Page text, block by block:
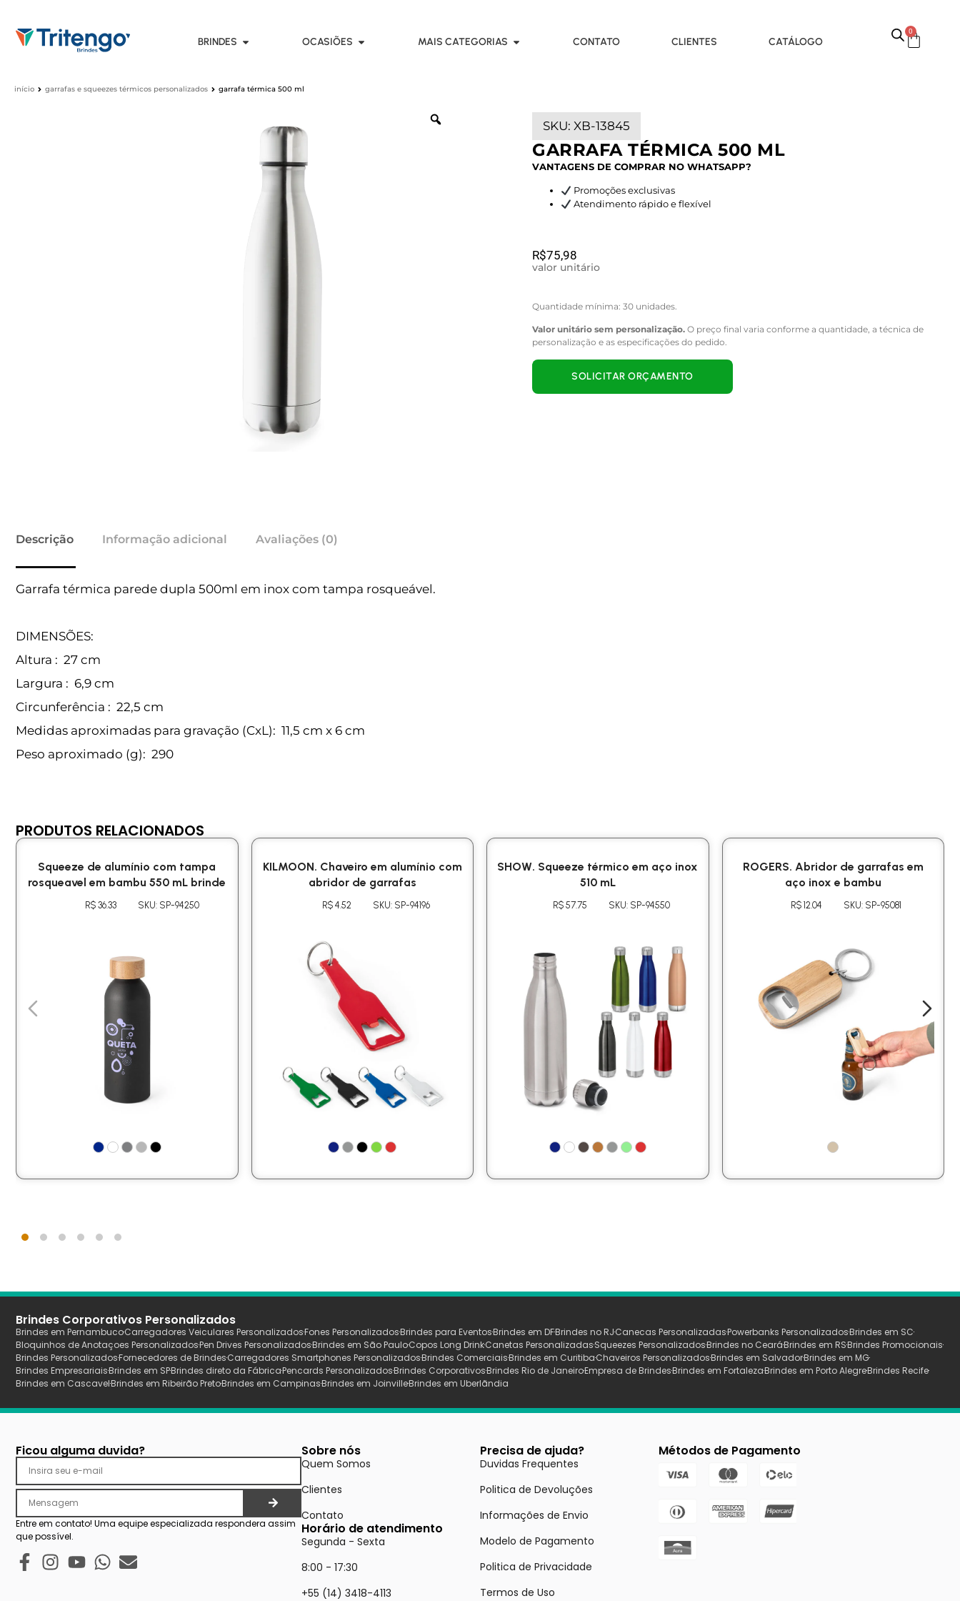
BRINDES OCASIÕES MAIS CATEGORIAS CONTATO CLIENTES CATÁLOGO
0
início garrafas e squeezes térmicos personalizados garrafa térmica 500 ml
SKU: XB-13845
GARRAFA TÉRMICA 500 ML
VANTAGENS DE COMPRAR NO WHATSAPP?
Promoções exclusivas
Atendimento rápido e flexível
R$75,98
valor unitário
Quantidade mínima: 30 unidades.
Valor unitário sem personalização. O preço final varia conforme a quantidade, a técnica de
personalização e as especificações do pedido.
SOLICITAR ORÇAMENTO
Descrição Informação adicional Avaliações (0)
Garrafa térmica parede dupla 500ml em inox com tampa rosqueável.
DIMENSÕES:
Altura : 27 cm
Largura : 6,9 cm
Circunferência : 22,5 cm
Medidas aproximadas para gravação (CxL): 11,5 cm x 6 cm
Peso aproximado (g): 290
PRODUTOS RELACIONADOS
Squeeze de alumínio com tampa
rosqueavel em bambu 550 mL brinde
R$ 36.33 SKU: SP-94250
KILMOON. Chaveiro em alumínio com
abridor de garrafas
R$ 4.52 SKU: SP-94196
SHOW. Squeeze térmico em aço inox
510 mL
R$ 57.75 SKU: SP-94550
ROGERS. Abridor de garrafas em
aço inox e bambu
R$ 12.04 SKU: SP-95081
Brindes Corporativos Personalizados
Brindes em PernambucoCarregadores Veiculares PersonalizadosFones PersonalizadosBrindes para EventosBrindes em DFBrindes no RJCanecas PersonalizadasPowerbanks PersonalizadosBrindes em SC
Bloquinhos de Anotaçoes PersonalizadosPen Drives PersonalizadosBrindes em São PauloCopos Long DrinkCanetas PersonalizadasSqueezes PersonalizadosBrindes no CearáBrindes em RSBrindes Promocionais
Brindes PersonalizadosFornecedores de BrindesCarregadores Smartphones PersonalizadosBrindes ComerciaisBrindes em CuritibaChaveiros PersonalizadosBrindes em SalvadorBrindes em MG
Brindes EmpresariaisBrindes em SPBrindes direto da FábricaPencards PersonalizadosBrindes CorporativosBrindes Rio de JaneiroEmpresa de BrindesBrindes em FortalezaBrindes em Porto AlegreBrindes Recife
Brindes em CascavelBrindes em Ribeirão PretoBrindes em CampinasBrindes em JoinvilleBrindes em Uberlãndia
Ficou alguma duvida?
Entre em contato! Uma equipe especializada respondera assim
que possível.
Sobre nós
Quem Somos
Clientes
Contato
Horário de atendimento
Segunda - Sexta
8:00 - 17:30
+55 (14) 3418-4113
Precisa de ajuda?
Duvidas Frequentes
Politica de Devoluções
Informações de Envio
Modelo de Pagamento
Politica de Privacidade
Termos de Uso
Métodos de Pagamento